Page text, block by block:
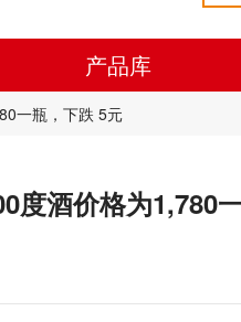
产品库
一瓶，下跌 5元
度酒价格为1,780